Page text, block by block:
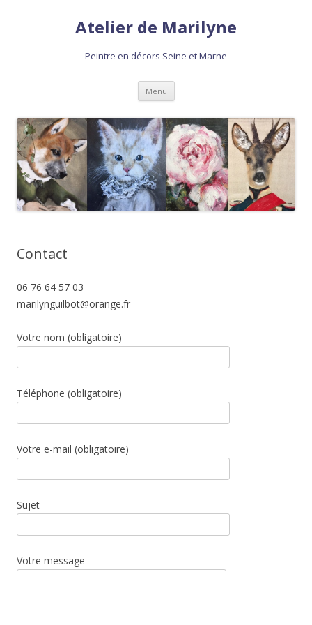
Atelier de Marilyne
Peintre en décors Seine et Marne
Menu Aller
contenu
Contact
06 76 64 57 03
marilynguilbot@orange.fr
Votre nom (obligatoire)
Téléphone (obligatoire)
Votre e-mail (obligatoire)
Sujet
Votre message